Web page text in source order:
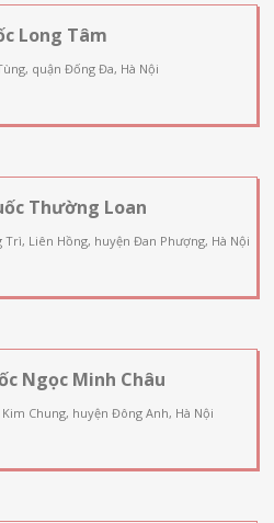
Long Tâm
quận Đống Đa, Hà Nội
Thường Loan
Trì, Liên Hồng, huyện Đan Phượng, Hà Nội
Ngọc Minh Châu
Chung, huyện Đông Anh, Hà Nội